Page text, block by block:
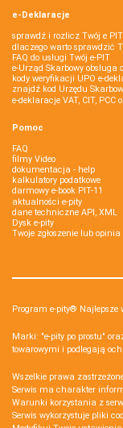
e-Deklaracje
sprawdź i rozlicz Twój e
dlaczego warto sprawdzić
FAQ do usługi Twój e-PIT
e-Urząd Skarbowy obsługa
kody weryfikacji UPO e-
znajdź kod Urzędu
e-deklaracje VAT, CIT, PCC
Pomoc
FAQ
filmy Video
dokumentacja - help
kalkulatory podatkowe
darmowy e-book PIT-11
aktualności e-pity
dane techniczne API, XML
Dysk e-pity
Twoje zgłoszenie lub opinia
Program e-pity® Najlepsze
Marki: "e-pity po prostu"
towarowymi i podlegają
Wszelkie prawa
Serwis ma charakter
Warunki korzystania z
Serwis wykorzystuje pliki